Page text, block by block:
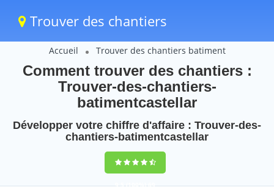
Trouver des chantiers
Accueil Trouver des chantiers batiment
Comment trouver des chantiers :
Trouver-des-chantiers-
batimentcastellar
Développer votre chiffre d'affaire : Trouver-des-
chantiers-batimentcastellar
9,5(100%)69